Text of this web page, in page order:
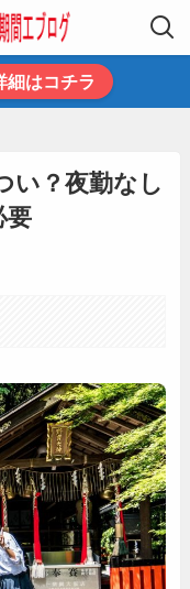
細はコチラ
い？夜勤なし
要